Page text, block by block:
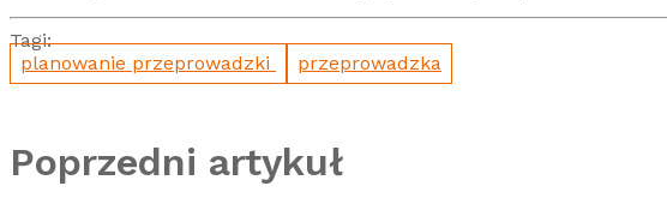
Tagi:
planowanie przeprowadzki
przeprowadzka
Poprzedni artykuł